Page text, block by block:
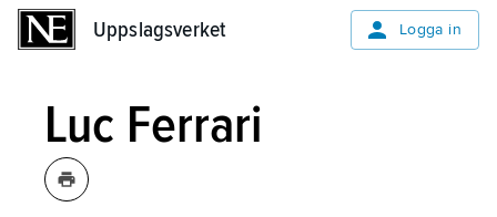
Uppslagsverket Logga in
Luc Ferrari